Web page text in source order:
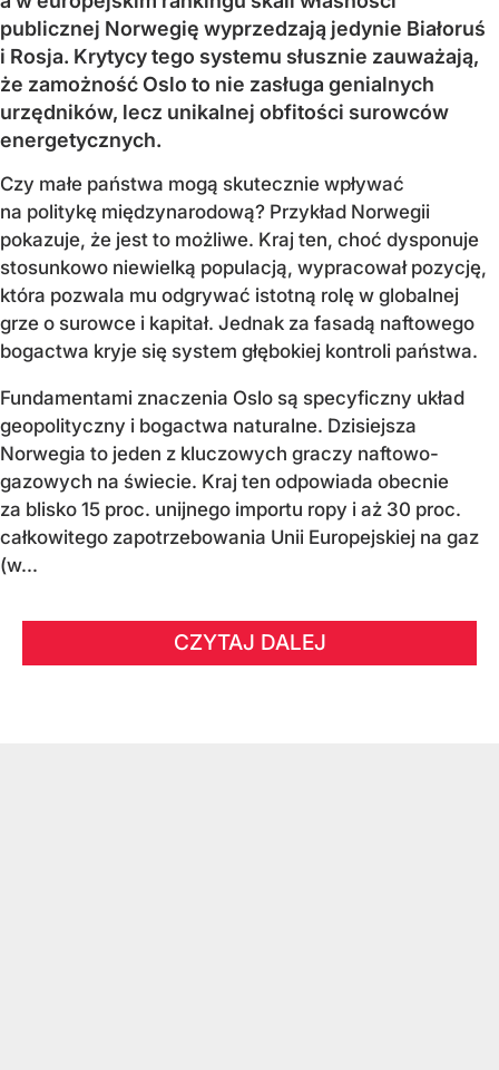
publicznej Norwegię wyprzedzają jedynie Białoruś
i Rosja. Krytycy tego systemu słusznie zauważają,
że zamożność Oslo to nie zasługa genialnych
urzędników, lecz unikalnej obfitości surowców
energetycznych.
Czy małe państwa mogą skutecznie wpływać
na politykę międzynarodową? Przykład Norwegii
pokazuje, że jest to możliwe. Kraj ten, choć dysponuje
stosunkowo niewielką populacją, wypracował pozycję,
która pozwala mu odgrywać istotną rolę w globalnej
grze o surowce i kapitał. Jednak za fasadą naftowego
bogactwa kryje się system głębokiej kontroli państwa.
Fundamentami znaczenia Oslo są specyficzny układ
geopolityczny i bogactwa naturalne. Dzisiejsza
Norwegia to jeden z kluczowych graczy naftowo-
gazowych na świecie. Kraj ten odpowiada obecnie
za blisko 15 proc. unijnego importu ropy i aż 30 proc.
całkowitego zapotrzebowania Unii Europejskiej na gaz
(w...
CZYTAJ DALEJ